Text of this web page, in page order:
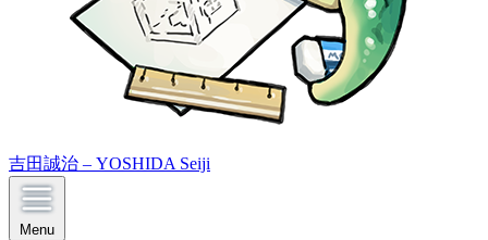
吉田誠治 – YOSHIDA Seiji
Menu